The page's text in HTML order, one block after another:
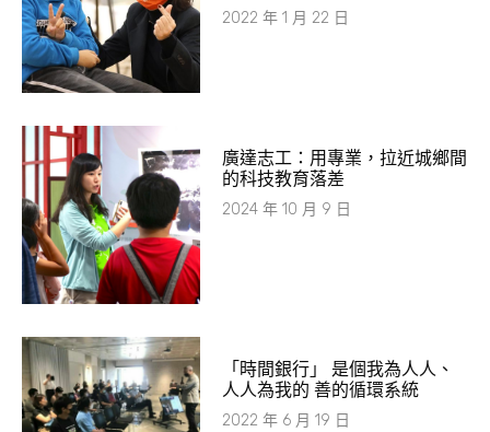
2022 年 1 月 22 日
廣達志工：用專業，拉近城鄉間
的科技教育落差
2024 年 10 月 9 日
「時間銀行」 是個我為人人、
人人為我的 善的循環系統
2022 年 6 月 19 日